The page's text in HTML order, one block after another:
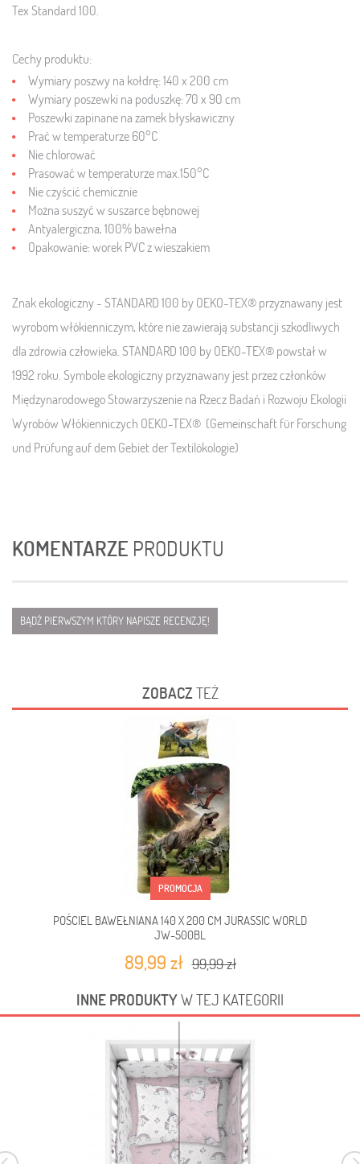
Tex Standard 100.
Cechy produktu:
Wymiary poszwy na kołdrę: 140 x 200 cm
Wymiary poszewki na poduszkę: 70 x 90 cm
Poszewki zapinane na zamek błyskawiczny
Prać w temperaturze 60°C
Nie chlorować
Prasować w temperaturze max.150°C
Nie czyścić chemicznie
Można suszyć w suszarce bębnowej
Antyalergiczna, 100% bawełna
Opakowanie: worek PVC z wieszakiem
Znak ekologiczny - STANDARD 100 by OEKO-TEX® przyznawany jest
wyrobom włókienniczym, które nie zawierają substancji szkodliwych
dla zdrowia człowieka. STANDARD 100 by OEKO-TEX® powstał w
1992 roku. Symbole ekologiczny przyznawany jest przez członków
Międzynarodowego Stowarzyszenie na Rzecz Badań i Rozwoju Ekologii
Wyrobów Włókienniczych OEKO-TEX® (Gemeinschaft für Forschung
und Prüfung auf dem Gebiet der Textilökologie)
KOMENTARZE PRODUKTU
BĄDŹ PIERWSZYM KTÓRY NAPISZE RECENZJĘ!
ZOBACZTEŻ
PROMOCJA
POŚCIEL BAWEŁNIANA 140 X 200 CM JURASSIC WORLD
JW-500BL
89,99 zł 99,99 zł
INNE PRODUKTYW TEJ KATEGORII